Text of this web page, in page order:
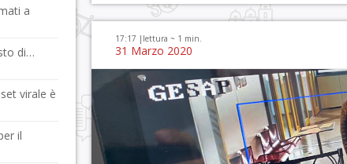
17:17 | lettura ~ 1 min.
31 Marzo 2020
a
di…
virale è
il